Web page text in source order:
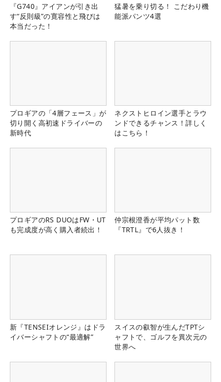
『G740』アイアンが引き出
す“反則級”の寛容性と飛びは
本当だった！
猛暑を乗り切る！ こだわり機
能派パンツ4選
プロギアの「4層フェース」が
切り開く高初速ドライバーの
新時代
ネクストヒロイン選手とラウ
ンドできるチャンス！詳しく
はこちら！
プロギアのRS DUOはFW・UT
も完成度が高く購入者続出！
仲宗根澄香が平均パット数
『TRTL』で6人抜き！
新『TENSEIオレンジ』はドラ
イバーシャフトの“最適解”
スイスの叡智が生んだTPTシ
ャフトで、ゴルフを異次元の
世界へ